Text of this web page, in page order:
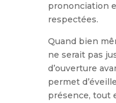
prononciation
respectées.
Quand bien
ne serait pas
d’ouverture
permet
présence, tout